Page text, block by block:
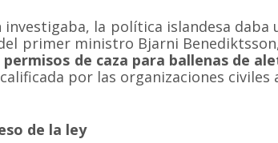
la política islandesa daba
primer ministro Bjarni
de caza para ballenas de
por las organizaciones
de la ley